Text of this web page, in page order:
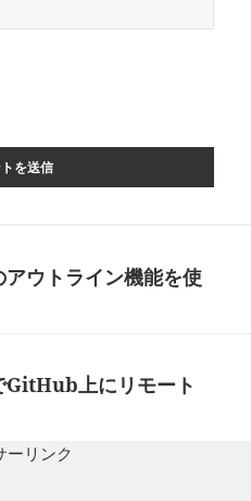
ウトライン機能を使
上にリモート
ーリンク